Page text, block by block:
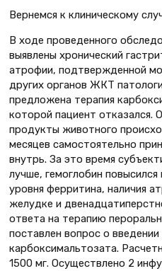
Вернемся к клиническому
В ходе проведенного
выявлены хронический
атрофии, подтвержденной
других органов ЖКТ
предложена терапия
которой пациент отказался.
продукты животного
месяцев самостоятельно
внутрь. За это время
лучше, гемоглобин
уровня ферритина, наличия
желудке и
ответа на терапию
поставлен вопрос о
карбоксимальтозата.
1500 мг. Осуществлено 2